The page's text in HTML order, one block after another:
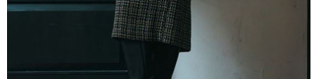
【注意事項】
１．透過由恩沛科技股份有限公司提供之「AFTEE先享後付」服務完成之交
易，需依本服務之必要範圍內提供個人資料，並將交易相關給付款項請求債
２．關於個人資料處理事宜，請瀏覽以下網址：
https://aftee.tw/terms/#terms3
7-11取貨付款
每筆NT$60，滿NT$1,500(含以上)免運費
每筆NT$60，滿NT$1,500(含以上)免運費